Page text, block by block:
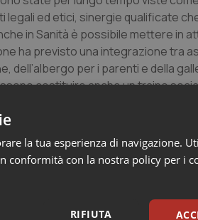
legali ed etici, sinergie qualificate
in Sanità è possibile mettere in
ha previsto una integrazione tra
dell’albergo per i parenti e della
costituire anche un traino
dove è stato possibile o si è
dei problemi alla
qualificati ed integrati; la
di qualità; l’accoglienza dei luoghi
la tua esperienza di navigazione.
conformità con la nostra policy per i
RIFIUTA